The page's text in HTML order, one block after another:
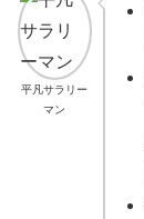
平凡サラリー
マン